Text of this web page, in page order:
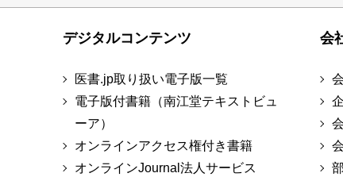
デジタルコンテンツ
医書.jp取り扱い電子版一覧
電子版付書籍（南江堂テキストビュ
ーア）
オンラインアクセス権付き書籍
オンラインJournal法人サービス
会